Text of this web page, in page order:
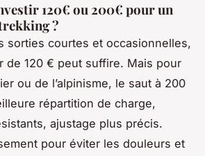
120€ ou 200€ pour un
?
sorties courtes et occasionnelles,
de 120 € peut suffire. Mais pour
ou de l’alpinisme, le saut à 200
répartition de charge,
ajustage plus précis.
pour éviter les douleurs et